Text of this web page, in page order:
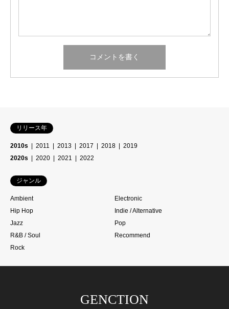
リリース年
2010s 2011 2013 2017 2018
2019
2020s
2020 2021 2022
ジャンル
Ambient
Electronic
Hip Hop
Indie / Alternative
Jazz
Pop
R&B / Soul
Recommend
Rock
GENCTION